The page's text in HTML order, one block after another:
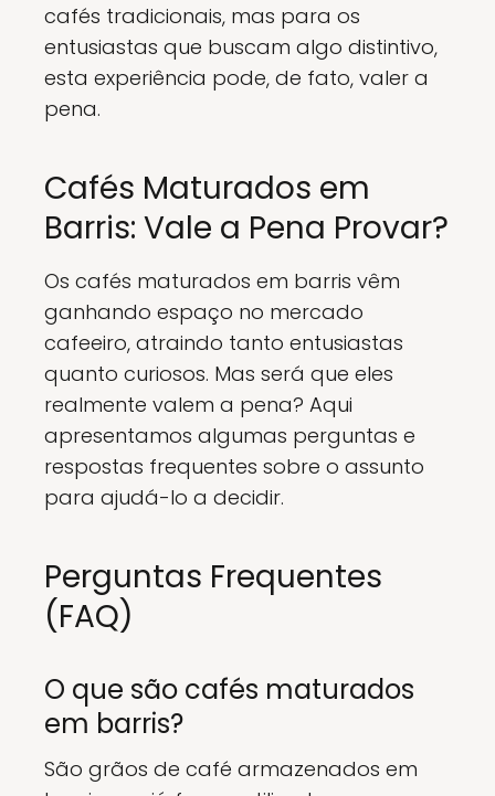
cafés tradicionais, mas para os
entusiastas que buscam algo distintivo,
esta experiência pode, de fato, valer a
pena.
Cafés Maturados em
Barris: Vale a Pena Provar?
Os cafés maturados em barris vêm
ganhando espaço no mercado
cafeeiro, atraindo tanto entusiastas
quanto curiosos. Mas será que eles
realmente valem a pena? Aqui
apresentamos algumas perguntas e
respostas frequentes sobre o assunto
para ajudá-lo a decidir.
Perguntas Frequentes
(FAQ)
O que são cafés maturados
em barris?
São grãos de café armazenados em